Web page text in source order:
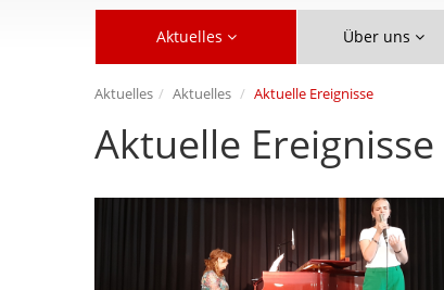
Aktuelles Über uns
Aktuelles Aktuelles Aktuelle Ereignisse
Aktuelle Ereignisse